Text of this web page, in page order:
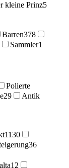
kleine Prinz5
Barren378
Sammler1
Polierte
29
Antik
1130
36
12